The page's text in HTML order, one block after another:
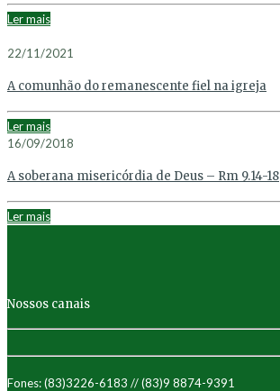
Ler mais
22/11/2021
A comunhão do remanescente fiel na igreja
Ler mais
16/09/2018
A soberana misericórdia de Deus – Rm 9.14-18
Ler mais
Nossos canais
Fones: (83)3226-6183 // (83)9 8874-9391